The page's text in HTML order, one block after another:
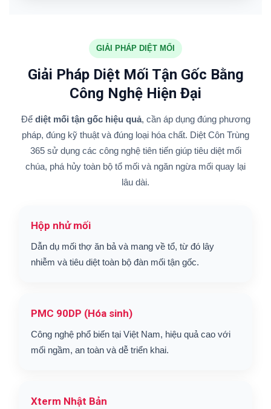
GIẢI PHÁP DIỆT MỐI
Giải Pháp Diệt Mối Tận Gốc Bằng
Công Nghệ Hiện Đại
Để diệt mối tận gốc hiệu quả, cần áp dụng đúng phương
pháp, đúng kỹ thuật và đúng loại hóa chất. Diệt Côn Trùng
365 sử dụng các công nghệ tiên tiến giúp tiêu diệt mối
chúa, phá hủy toàn bộ tổ mối và ngăn ngừa mối quay lại
lâu dài.
Hộp nhử mối
Dẫn dụ mối thợ ăn bả và mang về tổ, từ đó lây
nhiễm và tiêu diệt toàn bộ đàn mối tận gốc.
PMC 90DP (Hóa sinh)
Công nghệ phổ biến tại Việt Nam, hiệu quả cao với
mối ngầm, an toàn và dễ triển khai.
Xterm Nhật Bản